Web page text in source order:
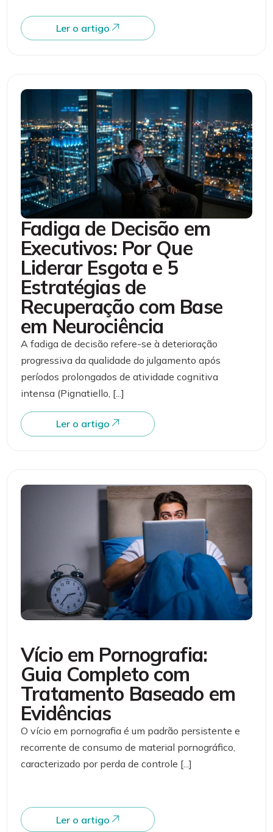
Ler o artigo
Fadiga de Decisão em
Executivos: Por Que
Liderar Esgota e 5
Estratégias de
Recuperação com Base
em Neurociência
A fadiga de decisão refere-se à deterioração
progressiva da qualidade do julgamento após
períodos prolongados de atividade cognitiva
intensa (Pignatiello, [...]
Ler o artigo
Vício em Pornografia:
Guia Completo com
Tratamento Baseado em
Evidências
O vício em pornografia é um padrão persistente e
recorrente de consumo de material pornográfico,
caracterizado por perda de controle [...]
Ler o artigo